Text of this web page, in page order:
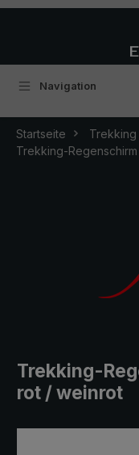
Navigation
Startseite
Trekking
Trekking-
Trekking-
rot / weinrot